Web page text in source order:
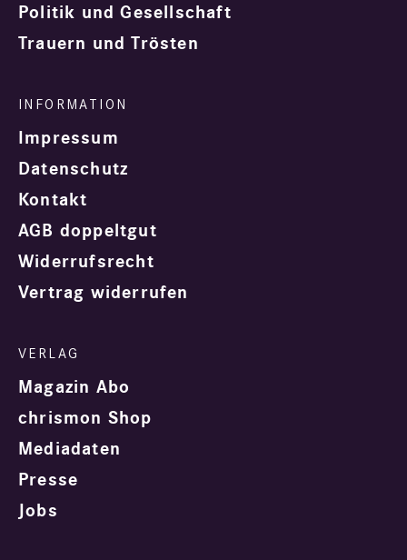
Politik und Gesellschaft
Trauern und Trösten
Impressum
Datenschutz
Kontakt
AGB doppeltgut
Widerrufsrecht
Vertrag widerrufen
Magazin Abo
chrismon Shop
Mediadaten
Presse
Jobs